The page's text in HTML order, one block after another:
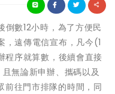
數12小時，為了方便民
遠傳電信宣布，凡今(1
程序就算數，後續會直接
無論新申辦、攜碼以及
前往門市排隊的時間，同